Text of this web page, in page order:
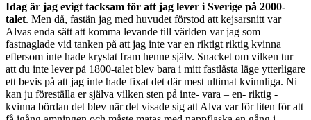
Idag är jag evigt tacksam för att jag lever i Sverige på 2000-
talet. Men då, fastän jag med huvudet förstod att kejsarsnitt var
Alvas enda sätt att komma levande till världen var jag som
fastnaglade vid tanken på att jag inte var en riktigt riktig kvinna
eftersom inte hade krystat fram henne själv. Snacket om vilken tur
att du inte lever på 1800-talet blev bara i mitt fastlåsta läge ytterligare
ett bevis på att jag inte hade fixat det där mest ultimat kvinnliga. Ni
kan ju föreställa er själva vilken sten på inte- vara – en- riktig -
kvinna bördan det blev när det visade sig att Alva var för liten för att